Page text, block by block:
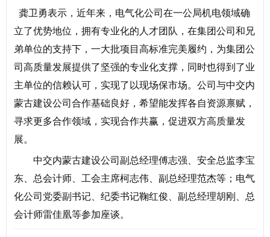
龚卫勇表示，近年来，电气化公司在一公局机电领域确
立了优势地位，拥有专业化的人才团队，在集团公司和兄
弟单位的支持下，一大批项目高标准完美履约，为集团公
司高质量发展提供了坚强的专业化支撑，同时也得到了业
主单位的信赖认可，实现了以现场保市场。公司与中交内
蒙古建设公司合作基础良好，希望能发挥各自资源禀赋，
寻求更多合作领域，实现合作共赢，促进双方高质量发
展。
中交内蒙古建设公司副总经理傅志强、安全总监李宝
东、总会计师、工会主席柯志伟、副总经理范杰等；电气
化公司党委副书记、纪委书记鞠红俊、副总经理胡刚、总
会计师雷佳凰等参加座谈。